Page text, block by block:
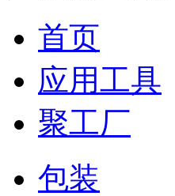
首页
应用工具
聚工厂
包装